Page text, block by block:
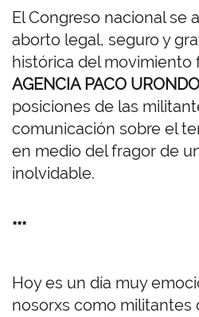
El Congreso nacional se
aborto legal, seguro y
histórica del movimiento
AGENCIA PACO URONDO
posiciones de las
comunicación sobre el
en medio del fragor de
inolvidable.
***
Hoy es un día muy
nosorxs como militantes